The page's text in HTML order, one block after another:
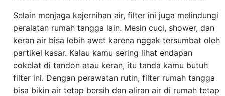
Selain menjaga kejernihan air, filter ini juga melindungi
peralatan rumah tangga lain. Mesin cuci, shower, dan
keran air bisa lebih awet karena nggak tersumbat oleh
partikel kasar. Kalau kamu sering lihat endapan
cokelat di tandon atau keran, itu tanda kamu butuh
filter ini. Dengan perawatan rutin, filter rumah tangga
bisa bikin air tetap bersih dan aliran air di rumah tetap